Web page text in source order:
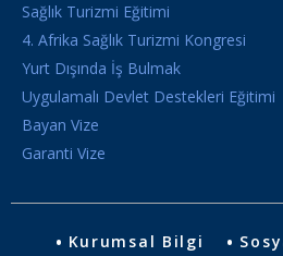
Sağlık Turizmi Eğitimi
4. Afrika Sağlık Turizmi Kongresi
Yurt Dışında İş Bulmak
Uygulamalı Devlet Destekleri Eğitimi
Bayan Vize
Garanti Vize
Kurumsal Bilgi